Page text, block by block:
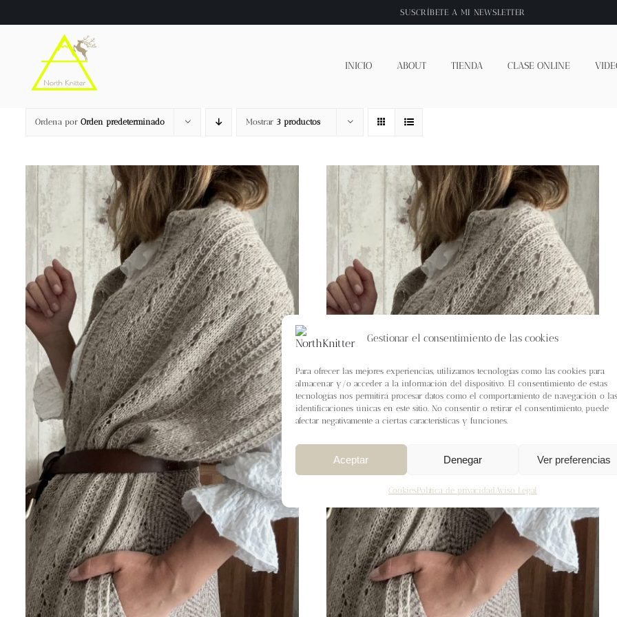
Gestionar el consentimiento de las cookies
Para ofrecer las mejores experiencias, utilizamos tecnologías como las cookies para
almacenar y/o acceder a la información del dispositivo. El consentimiento de estas
tecnologías nos permitirá procesar datos como el comportamiento de navegación o las
identificaciones únicas en este sitio. No consentir o retirar el consentimiento, puede
afectar negativamente a ciertas características y funciones.
Aceptar Denegar Ver preferencias
CookiesPolítica de privacidad Aviso Legal
al
SUSCRÍBETE A MI NEWSLETTER
INICIO ABOUT TIENDA CLASE ONLINE
Ordena por Orden predeterminado Mostrar 3 productos